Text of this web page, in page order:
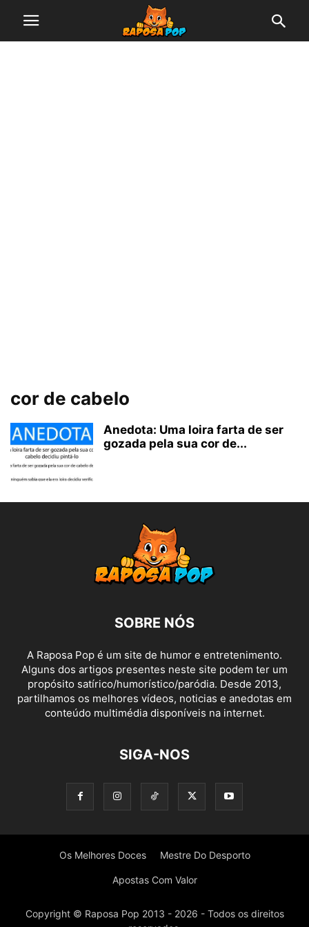
cor de cabelo
Anedota: Uma loira farta de ser
gozada pela sua cor de...
SOBRE NÓS
A Raposa Pop é um site de humor e entretenimento.
Alguns dos artigos presentes neste site podem ter um
propósito satírico/humorístico/paródia. Desde 2013,
partilhamos os melhores vídeos, noticias e anedotas em
conteúdo multimédia disponíveis na internet.
SIGA-NOS
Os Melhores Doces Mestre Do Desporto
Apostas Com Valor
Copyright © Raposa Pop 2013 - 2026 - Todos os direitos